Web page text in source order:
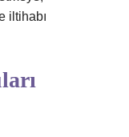
iltihabı